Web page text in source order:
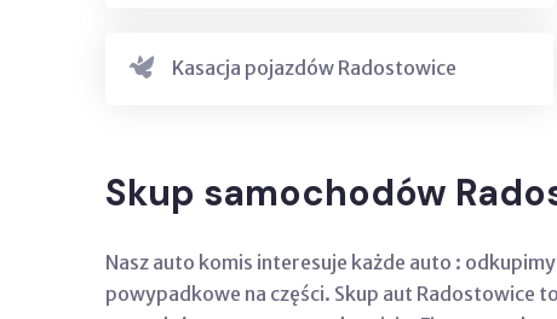
Kasacja pojazdów Radostowice
Skup samochodów
Nasz auto komis interesuje każde auto :
powypadkowe na części. Skup aut Radostowice